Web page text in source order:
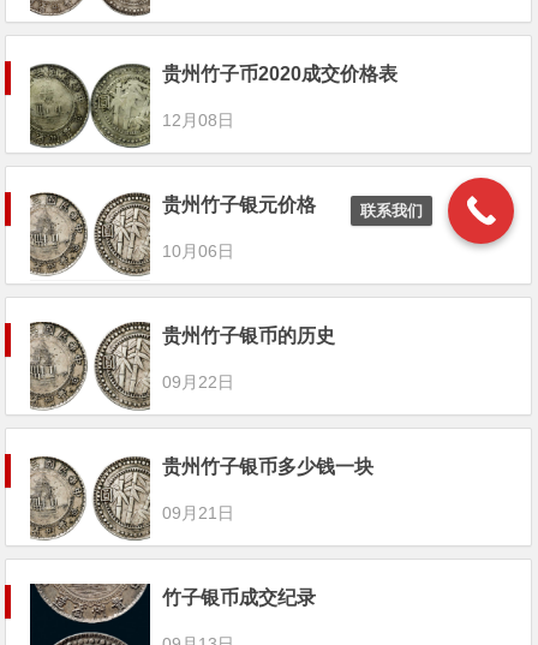
贵州竹子币2020成交价格表
12月08日
贵州竹子银元价格
10月06日
贵州竹子银币的历史
09月22日
贵州竹子银币多少钱一块
09月21日
竹子银币成交纪录
联系我们